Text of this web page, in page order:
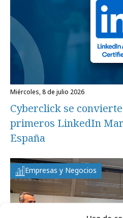
miércoles, 8 de julio 2026
Cyberclick se
primeros LinkedIn
España
Empresas y Negocios